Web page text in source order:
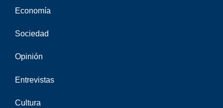
Economía
Sociedad
Opinión
Entrevistas
Cultura